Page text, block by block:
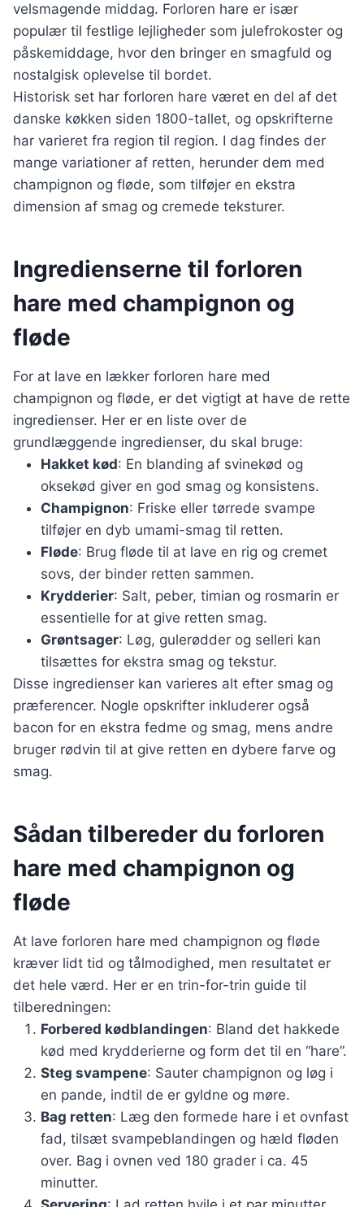
velsmagende middag. Forloren hare er især
populær til festlige lejligheder som julefrokoster og
påskemiddage, hvor den bringer en smagfuld og
nostalgisk oplevelse til bordet.
Historisk set har forloren hare været en del af det
danske køkken siden 1800-tallet, og opskrifterne
har varieret fra region til region. I dag findes der
mange variationer af retten, herunder dem med
champignon og fløde, som tilføjer en ekstra
dimension af smag og cremede teksturer.
Ingredienserne til forloren
hare med champignon og
fløde
For at lave en lækker forloren hare med
champignon og fløde, er det vigtigt at have de rette
ingredienser. Her er en liste over de
grundlæggende ingredienser, du skal bruge:
Hakket kød: En blanding af svinekød og
oksekød giver en god smag og konsistens.
Champignon: Friske eller tørrede svampe
tilføjer en dyb umami-smag til retten.
Fløde: Brug fløde til at lave en rig og cremet
sovs, der binder retten sammen.
Krydderier: Salt, peber, timian og rosmarin er
essentielle for at give retten smag.
Grøntsager: Løg, gulerødder og selleri kan
tilsættes for ekstra smag og tekstur.
Disse ingredienser kan varieres alt efter smag og
præferencer. Nogle opskrifter inkluderer også
bacon for en ekstra fedme og smag, mens andre
bruger rødvin til at give retten en dybere farve og
smag.
Sådan tilbereder du forloren
hare med champignon og
fløde
At lave forloren hare med champignon og fløde
kræver lidt tid og tålmodighed, men resultatet er
det hele værd. Her er en trin-for-trin guide til
tilberedningen:
Forbered kødblandingen: Bland det hakkede
kød med krydderierne og form det til en “hare”.
Steg svampene: Sauter champignon og løg i
en pande, indtil de er gyldne og møre.
Bag retten: Læg den formede hare i et ovnfast
fad, tilsæt svampeblandingen og hæld fløden
over. Bag i ovnen ved 180 grader i ca. 45
minutter.